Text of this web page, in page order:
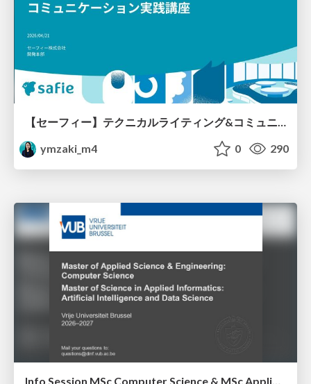
【セーフィー】テクニカルライティング&コミュニケーション実践講座（26新卒エンジニア向け研修資料）
ymzaki_m4
0 290